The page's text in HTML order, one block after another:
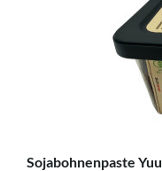
Sojabohnenpaste